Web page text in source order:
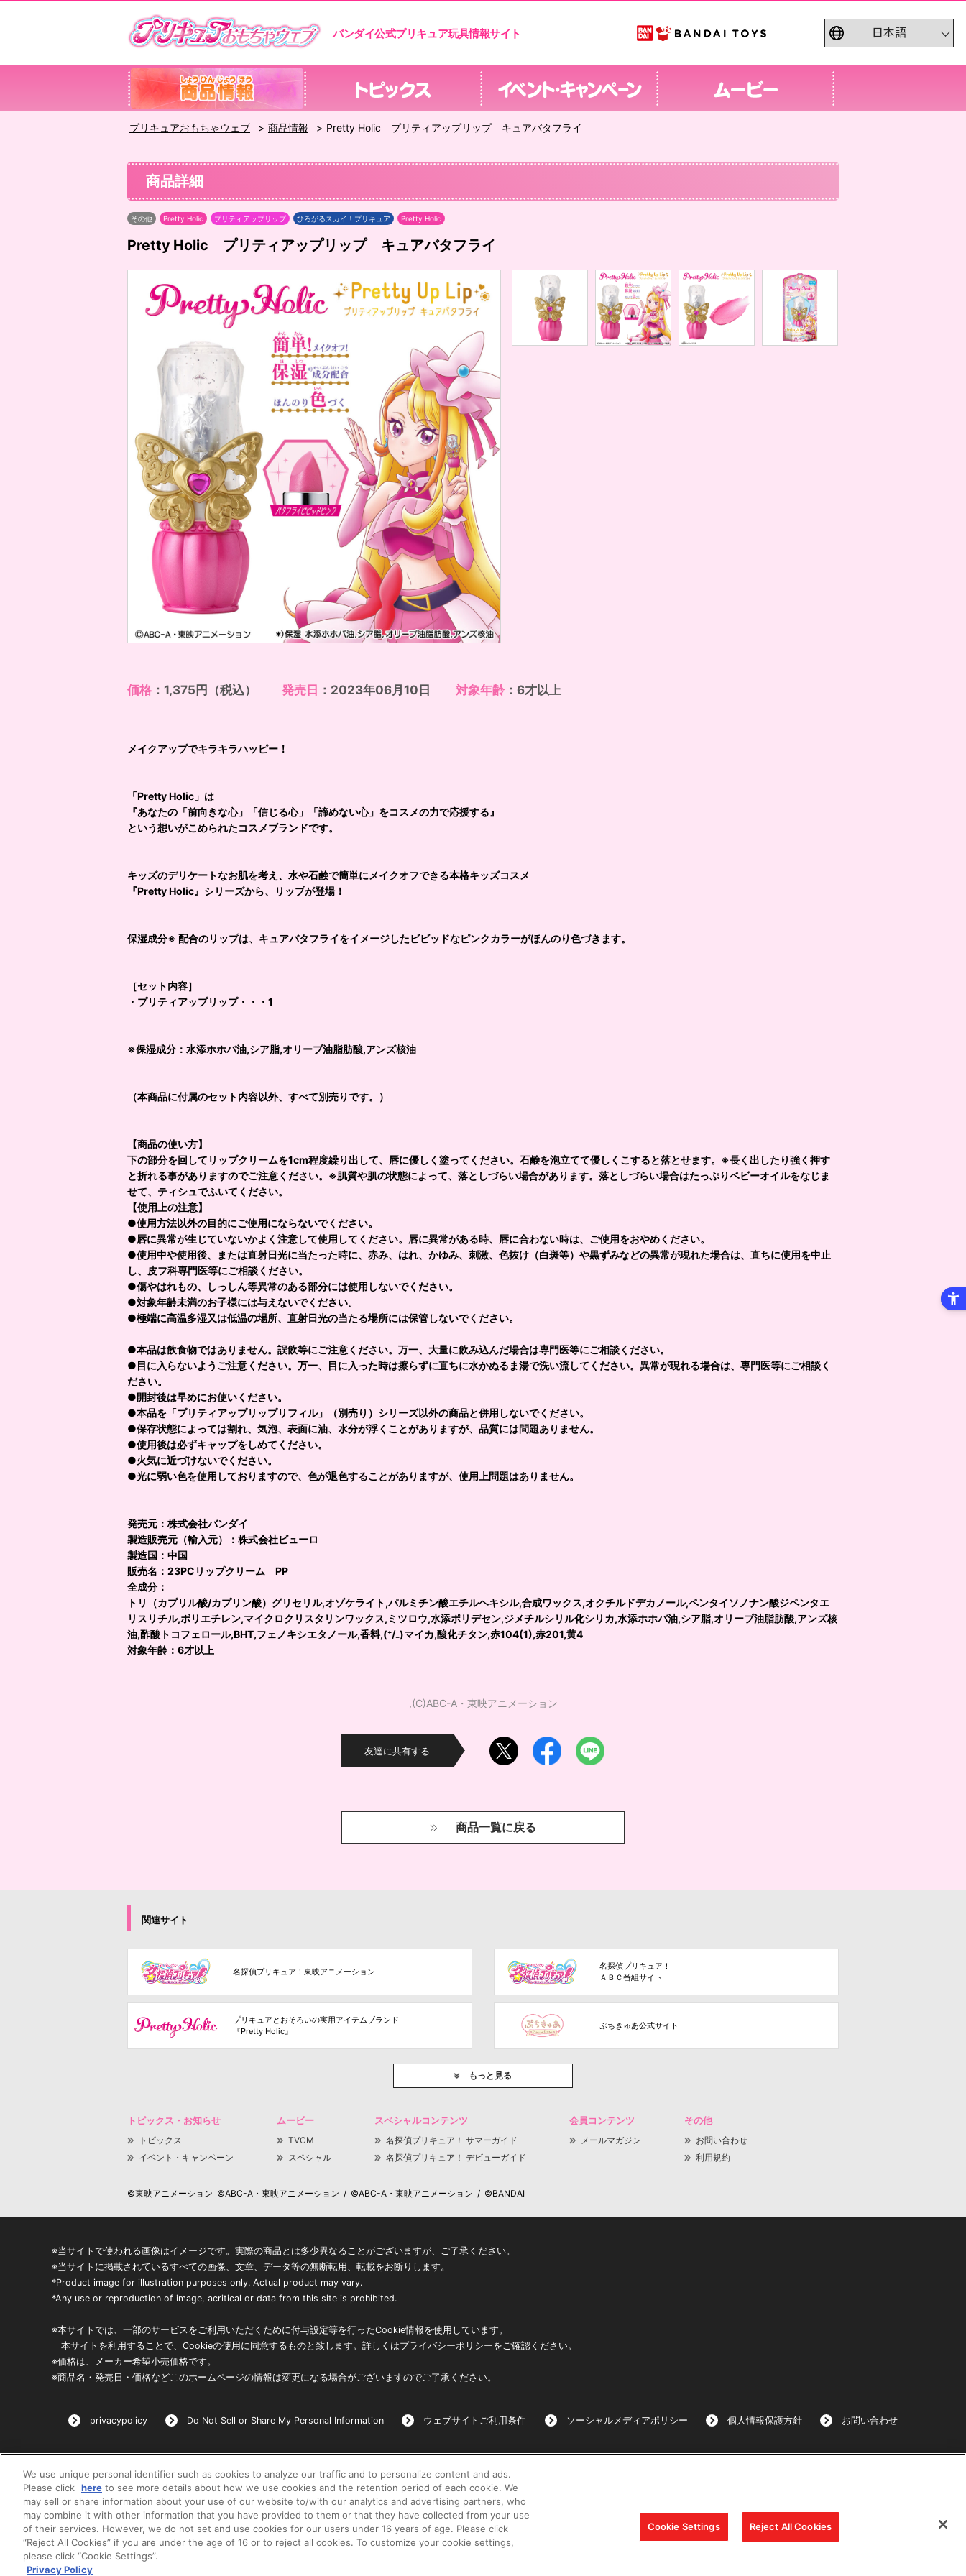
バンダイ公式プリキュア玩具情報サイト
プリキュアおもちゃウェブ 商品情報 Pretty Holic プリティアップリップ キュアバタフライ
商品詳細
その他 Pretty Holic プリティアップリップ ひろがるスカイ！プリキュア Pretty Holic
Pretty Holic プリティアップリップ キュアバタフライ
価格 ：1,375円（税込） 発売日 ：2023年06月10日 対象年齢 ：6才以上
メイクアップでキラキラハッピー！
「Pretty Holic」は
『あなたの「前向きな心」「信じる心」「諦めない心」をコスメの力で応援する』
という想いがこめられたコスメブランドです。
キッズのデリケートなお肌を考え、水や石鹸で簡単にメイクオフできる本格キッズコスメ
『Pretty Holic』シリーズから、リップが登場！
保湿成分※ 配合のリップは、キュアバタフライをイメージしたビビッドなピンクカラーがほんのり色づきます。
［セット内容］
・プリティアップリップ・・・1
※保湿成分：水添ホホバ油,シア脂,オリーブ油脂肪酸,アンズ核油
（本商品に付属のセット内容以外、すべて別売りです。）
【商品の使い方】
下の部分を回してリップクリームを1cm程度繰り出して、唇に優しく塗ってください。石鹸を泡立てて優しくこすると落とせます。※長く出したり強く押す
と折れる事がありますのでご注意ください。※肌質や肌の状態によって、落としづらい場合があります。落としづらい場合はたっぷりベビーオイルをなじま
せて、ティシュでふいてください。
【使用上の注意】
●使用方法以外の目的にご使用にならないでください。
●唇に異常が生じていないかよく注意して使用してください。唇に異常がある時、唇に合わない時は、ご使用をおやめください。
●使用中や使用後、または直射日光に当たった時に、赤み、はれ、かゆみ、刺激、色抜け（白斑等）や黒ずみなどの異常が現れた場合は、直ちに使用を中止
し、皮フ科専門医等にご相談ください。
●傷やはれもの、しっしん等異常のある部分には使用しないでください。
●対象年齢未満のお子様には与えないでください。
●極端に高温多湿又は低温の場所、直射日光の当たる場所には保管しないでください。
●本品は飲食物ではありません。誤飲等にご注意ください。万一、大量に飲み込んだ場合は専門医等にご相談ください。
●目に入らないようご注意ください。万一、目に入った時は擦らずに直ちに水かぬるま湯で洗い流してください。異常が現れる場合は、専門医等にご相談く
ださい。
●開封後は早めにお使いください。
●本品を「プリティアップリップリフィル」（別売り）シリーズ以外の商品と併用しないでください。
●保存状態によっては割れ、気泡、表面に油、水分が浮くことがありますが、品質には問題ありません。
●使用後は必ずキャップをしめてください。
●火気に近づけないでください。
●光に弱い色を使用しておりますので、色が退色することがありますが、使用上問題はありません。
発売元：株式会社バンダイ
製造販売元（輸入元）：株式会社ビューロ
製造国：中国
販売名：23PCリップクリーム PP
全成分：
トリ（カプリル酸/カプリン酸）グリセリル,オゾケライト,パルミチン酸エチルヘキシル,合成ワックス,オクチルドデカノール,ペンタイソノナン酸ジペンタエ
リスリチル,ポリエチレン,マイクロクリスタリンワックス,ミツロウ,水添ポリデセン,ジメチルシリル化シリカ,水添ホホバ油,シア脂,オリーブ油脂肪酸,アンズ核
油,酢酸トコフェロール,BHT,フェノキシエタノール,香料,(⁺/₋)マイカ,酸化チタン,赤104(1),赤201,黄4
対象年齢：6才以上
,(C)ABC-A・東映アニメーション
友達に共有する
商品一覧に戻る
関連サイト
名探偵プリキュア！東映アニメーション
名探偵プリキュア！
ＡＢＣ番組サイト
プリキュアとおそろいの実用アイテムブランド
『Pretty Holic』
ぷちきゅあ公式サイト
もっと見る
トピックス・お知らせ
トピックス
イベント・キャンペーン
ムービー
TVCM
スペシャル
スペシャルコンテンツ
名探偵プリキュア！ サマーガイド
名探偵プリキュア！ デビューガイド
会員コンテンツ
メールマガジン
その他
お問い合わせ
利用規約
©東映アニメーション ©ABC-A・東映アニメーション / ©ABC-A・東映アニメーション / ©BANDAI
※当サイトで使われる画像はイメージです。実際の商品とは多少異なることがございますが、ご了承ください。
※当サイトに掲載されているすべての画像、文章、データ等の無断転用、転載をお断りします。
*Product image for illustration purposes only. Actual product may vary.
*Any use or reproduction of image, acritical or data from this site is prohibited.
※本サイトでは、一部のサービスをご利用いただくために付与設定等を行ったCookie情報を使用しています。
本サイトを利用することで、Cookieの使用に同意するものと致します。詳しくはプライバシーポリシーをご確認ください。
※価格は、メーカー希望小売価格です。
※商品名・発売日・価格などこのホームページの情報は変更になる場合がございますのでご了承ください。
privacypolicy Do Not Sell or Share My Personal Information ウェブサイトご利用条件 ソーシャルメディアポリシー 個人情報保護方針 お問い合わせ
©BANDAI
コピーライト一覧を表示する
We use unique personal identifier such as cookies to analyze our traffic and to personalize content and ads.
Please click here to see more details about how we use cookies and the retention period of each cookie. We
may sell or share information about your use of our website to/with our analytics and advertising partners, who
may combine it with other information that you have provided to them or that they have collected from your use
of their services. However, we do not set and use cookies for our users under 16 years of age. Please click
“Reject All Cookies” if you are under the age of 16 or to reject all cookies. To customize your cookie settings,
please click “Cookie Settings”.
Privacy Policy
Cookie Settings Reject All Cookies